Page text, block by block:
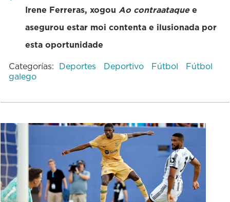
Irene Ferreras, xogou Ao contraataquee
asegurou estar moi contenta e ilusionada por
esta oportunidade
Categorías: Deportes Deportivo Fútbol
Fútbol
galego